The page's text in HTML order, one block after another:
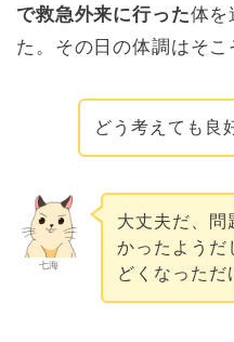
で救急外来に行った体を
た。その日の体調はそこ
どう考えても良
七海
大丈夫だ、問
かったようだ
どくなっただ